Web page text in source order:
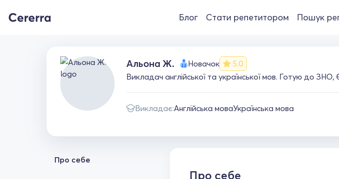
Блог Стати репетитором Пошук
Альона Ж. Новачок
5.0
Викладач англійської та української мов. Готую до ЗНО,
Викладає:Англійська моваУкраїнська мова
Про себе
Про себе